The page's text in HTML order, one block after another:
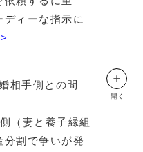
ディーな指示に
相手側との問
（妻と養子縁組
分割で争いが発
＋
開く